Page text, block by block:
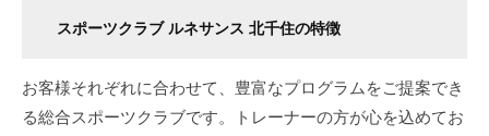
スポーツクラブ ルネサンス 北千住の特徴
お客様それぞれに合わせて、豊富なプログラムをご提案でき
る総合スポーツクラブです。トレーナーの方が心を込めてお